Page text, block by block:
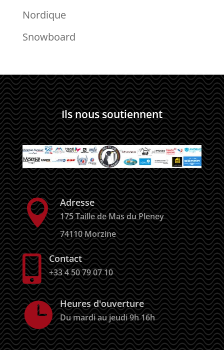
Nordique
Snowboard
Ils nous soutiennent
 Adresse
175 Taille de Mas du Pleney
74110 Morzine
 Contact
+33 4 50 79 07 10
 Heures d'ouverture
Du mardi au jeudi 9h 16h